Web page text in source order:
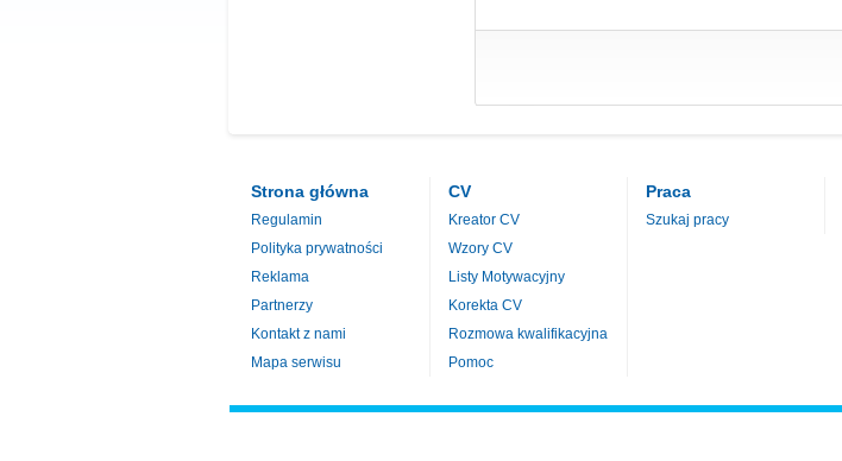
Strona główna
Regulamin
Polityka prywatności
Reklama
Partnerzy
Kontakt z nami
Mapa serwisu
CV
Kreator CV
Wzory CV
Listy Motywacyjny
Korekta CV
Rozmowa kwalifikacyjna
Pomoc
Praca
Szukaj pracy